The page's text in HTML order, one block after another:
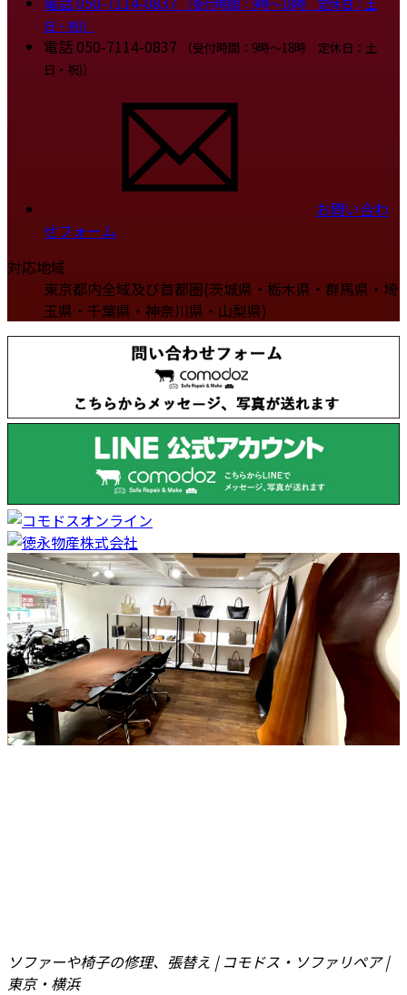
（受付時間：9時～18時 定休日：土
日・祝)）
電話050-7114-0837
（受付時間：9時～18時 定休日：土
日・祝)）
お問い合わ
せフォーム
対応地域
東京都内全域及び首都圏(茨城県・栃木県・群馬県・埼
玉県・千葉県・神奈川県・山梨県)
ソファーや椅子の修理、張替え | コモドス・ソファリペア |
東京・横浜